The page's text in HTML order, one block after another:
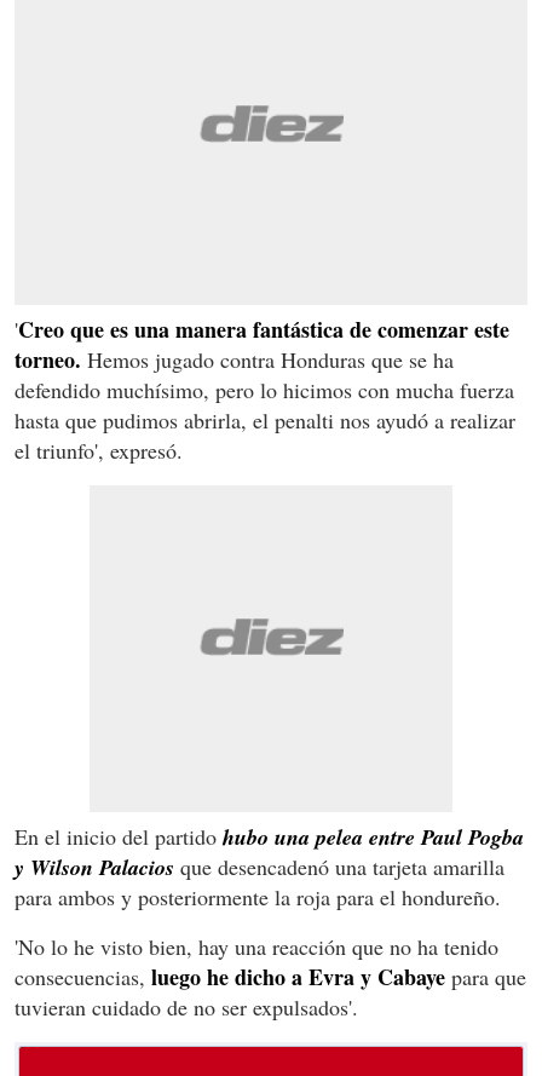
'Creo que es una manera fantástica de comenzar este
torneo. Hemos jugado contra Honduras que se ha
defendido muchísimo, pero lo hicimos con mucha fuerza
hasta que pudimos abrirla, el penalti nos ayudó a realizar
el triunfo', expresó.
En el inicio del partido hubo una pelea entre Paul Pogba
y Wilson Palacios que desencadenó una tarjeta amarilla
para ambos y posteriormente la roja para el hondureño.
'No lo he visto bien, hay una reacción que no ha tenido
consecuencias, luego he dicho a Evra y Cabaye para que
tuvieran cuidado de no ser expulsados'.